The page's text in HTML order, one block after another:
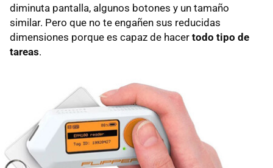
diminuta pantalla, algunos botones y un tamaño
similar. Pero que no te engañen sus reducidas
dimensiones porque es capaz de hacer todo tipo de
tareas.